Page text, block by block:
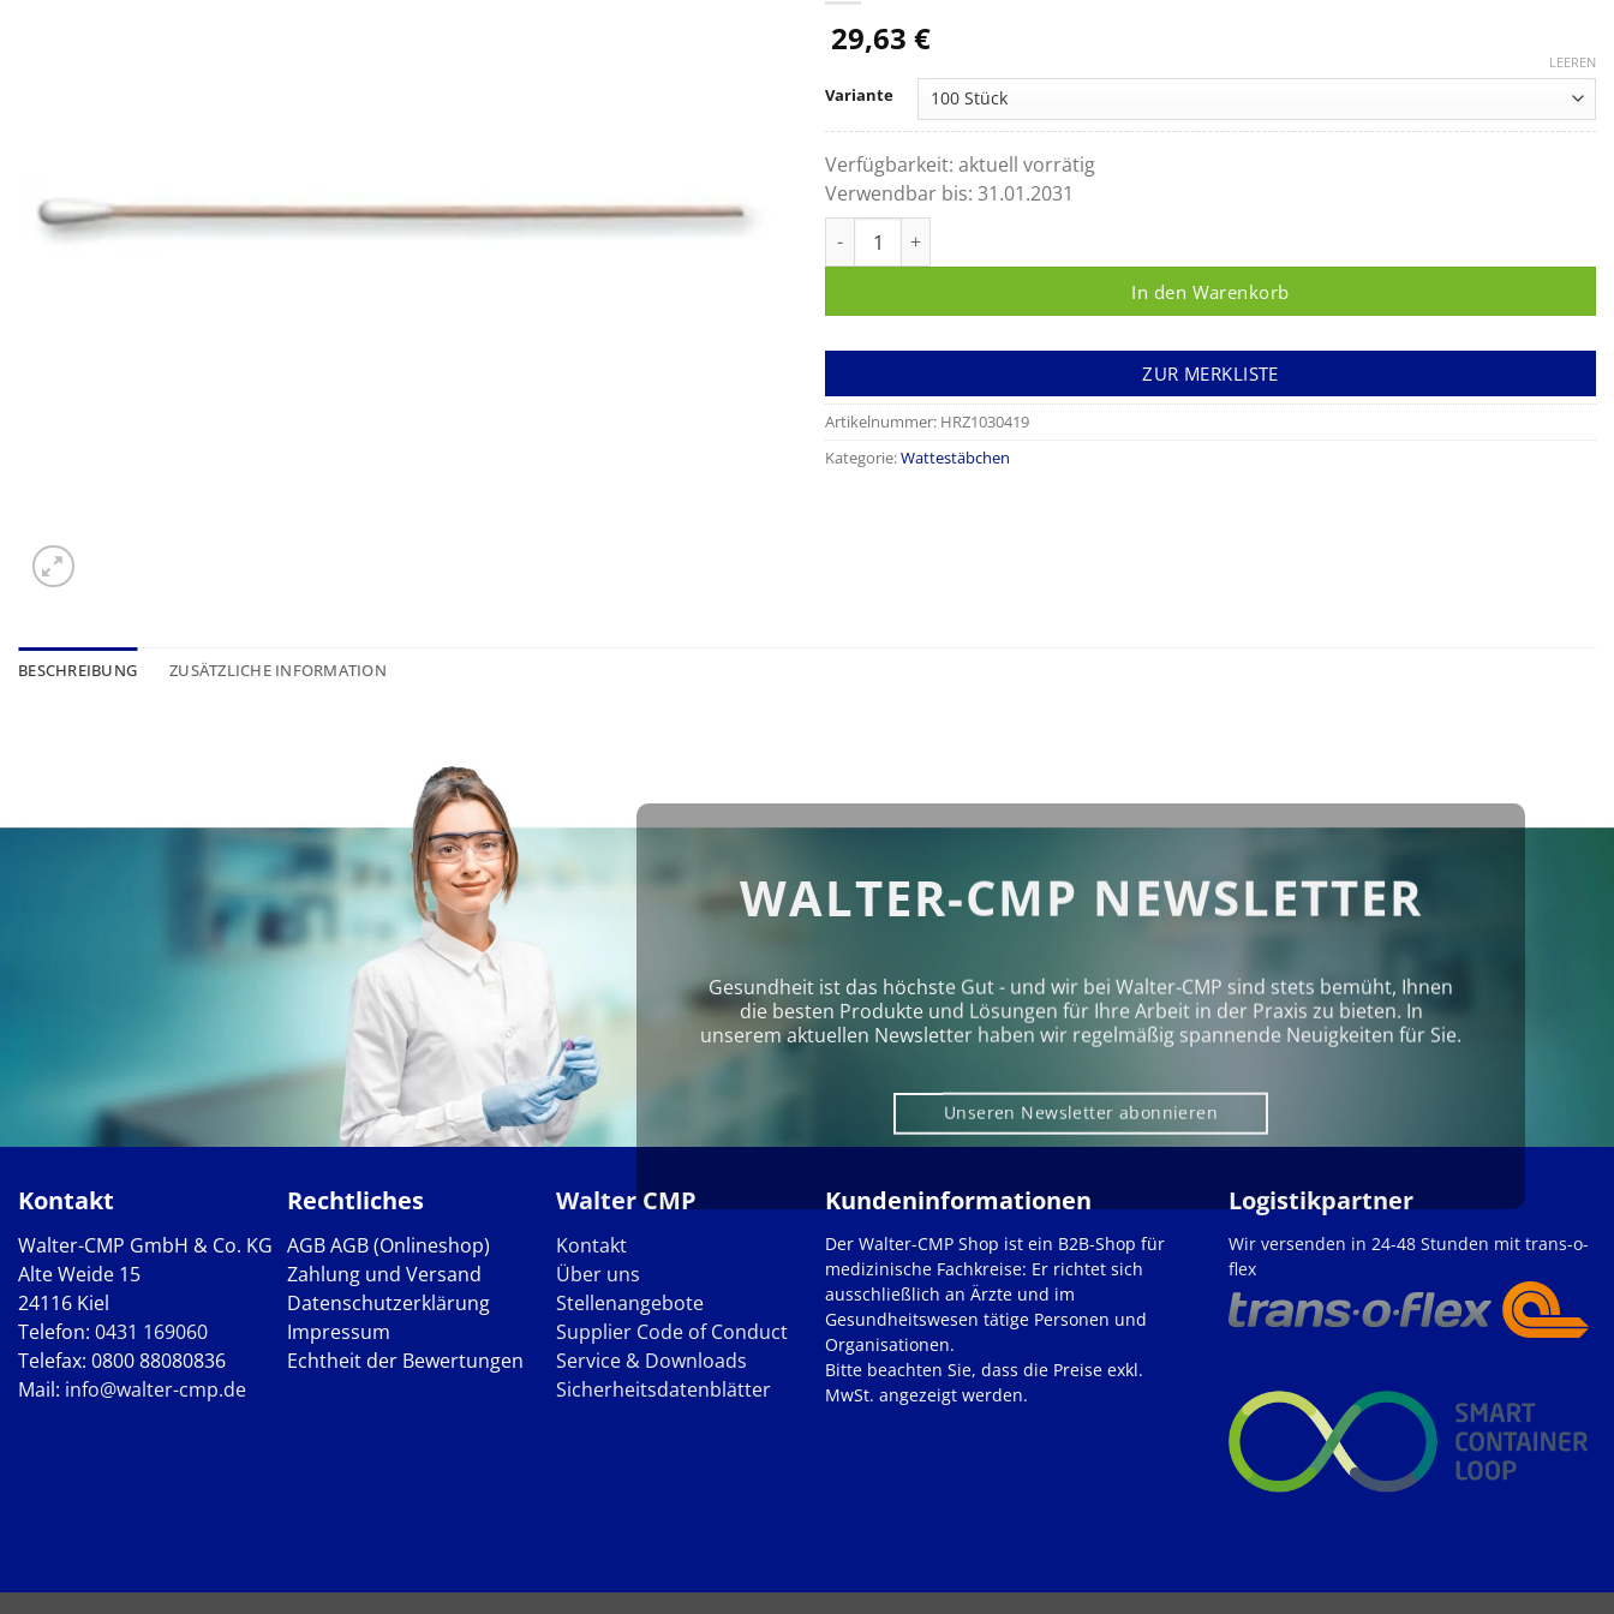
29,63 €
Variante
LEEREN
Verfügbarkeit: aktuell vorrätig
Verwendbar bis: 31.01.2031
In den Warenkorb
ZUR MERKLISTE
Artikelnummer: HRZ1030419
Kategorie:Wattestäbchen
BESCHREIBUNG ZUSÄTZLICHE INFORMATION
WALTER-CMP NEWSLETTER
Gesundheit ist das höchste Gut - und wir bei Walter‑CMP sind stets bemüht, Ihnen
die besten Produkte und Lösungen für Ihre Arbeit in der Praxis zu bieten. In
unserem aktuellen Newsletter haben wir regelmäßig spannende Neuigkeiten für Sie.
Unseren Newsletter abonnieren
Kontakt
Walter-CMP GmbH & Co. KG
Alte Weide 15
24116 Kiel
Telefon: 0431 169060
Telefax: 0800 88080836
Mail: info@walter-cmp.de
Rechtliches
AGBAGB (Onlineshop)
Zahlung und Versand
Datenschutzerklärung
Impressum
Echtheit der Bewertungen
Walter CMP
Kontakt
Über uns
Stellenangebote
Supplier Code of Conduct
Service & Downloads
Sicherheitsdatenblätter
Kundeninformationen
Der Walter-CMP Shop ist ein B2B-Shop für
medizinische Fachkreise: Er richtet sich
ausschließlich an Ärzte und im
Gesundheitswesen tätige Personen und
Organisationen.
Bitte beachten Sie, dass die Preise exkl.
MwSt. angezeigt werden.
Logistikpartner
Wir versenden in 24-48 Stunden mit trans-o-
flex